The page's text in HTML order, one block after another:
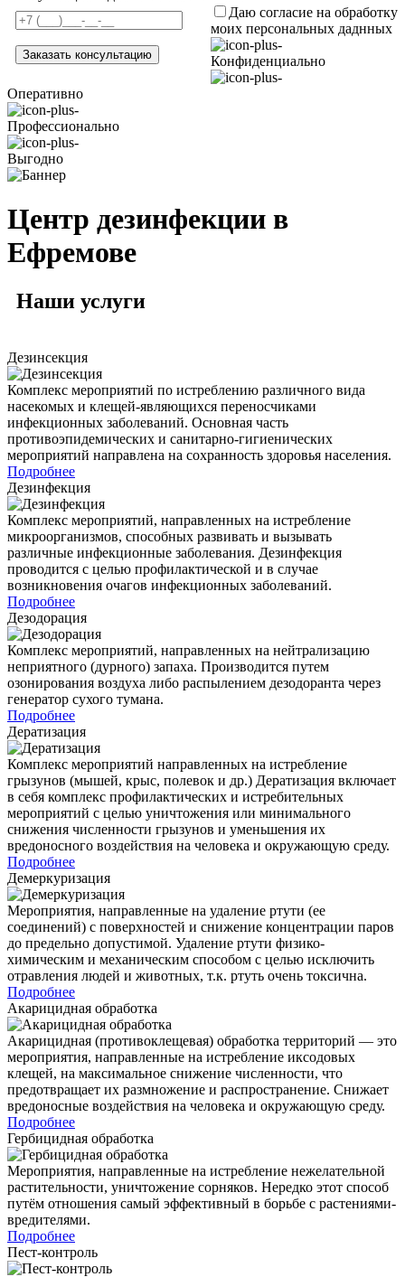
Даю согласие на обработку
моих персональных даднных
Конфиденциально
Оперативно
Профессионально
Выгодно
Центр дезинфекции в
Ефремове
Наши услуги
Дезинсекция
Комплекс мероприятий по истреблению различного вида
насекомых и клещей-являющихся переносчиками
инфекционных заболеваний. Основная часть
противоэпидемических и санитарно-гигиенических
мероприятий направлена на сохранность здоровья населения.
Подробнее
Дезинфекция
Комплекс мероприятий, направленных на истребление
микроорганизмов, способных развивать и вызывать
различные инфекционные заболевания. Дезинфекция
проводится с целью профилактической и в случае
возникновения очагов инфекционных заболеваний.
Подробнее
Дезодорация
Комплекс мероприятий, направленных на нейтрализацию
неприятного (дурного) запаха. Производится путем
озонирования воздуха либо распылением дезодоранта через
генератор сухого тумана.
Подробнее
Дератизация
Комплекс мероприятий направленных на истребление
грызунов (мышей, крыс, полевок и др.) Дератизация включает
в себя комплекс профилактических и истребительных
мероприятий с целью уничтожения или минимального
снижения численности грызунов и уменьшения их
вредоносного воздействия на человека и окружающую среду.
Подробнее
Демеркуризация
Мероприятия, направленные на удаление ртути (ее
соединений) с поверхностей и снижение концентрации паров
до предельно допустимой. Удаление ртути физико-
химическим и механическим способом с целью исключить
отравления людей и животных, т.к. ртуть очень токсична.
Подробнее
Акарицидная обработка
Акарицидная (противоклещевая) обработка территорий — это
мероприятия, направленные на истребление иксодовых
клещей, на максимальное снижение численности, что
предотвращает их размножение и распространение. Снижает
вредоносные воздействия на человека и окружающую среду.
Подробнее
Гербицидная обработка
Мероприятия, направленные на истребление нежелательной
растительности, уничтожение сорняков. Нередко этот способ
путём отношения самый эффективный в борьбе с растениями-
вредителями.
Подробнее
Пест-контроль